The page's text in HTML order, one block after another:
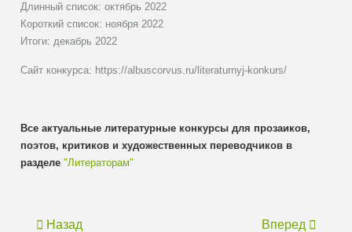
Длинный список: октябрь 2022
Короткий список: ноября 2022
Итоги: декабрь 2022
Сайт конкурса: https://albuscorvus.ru/literaturnyj-konkurs/
Все актуальные литературные конкурсы для прозаиков,
поэтов, критиков и художественных переводчиков в
разделе"Литераторам"
Назад Вперед